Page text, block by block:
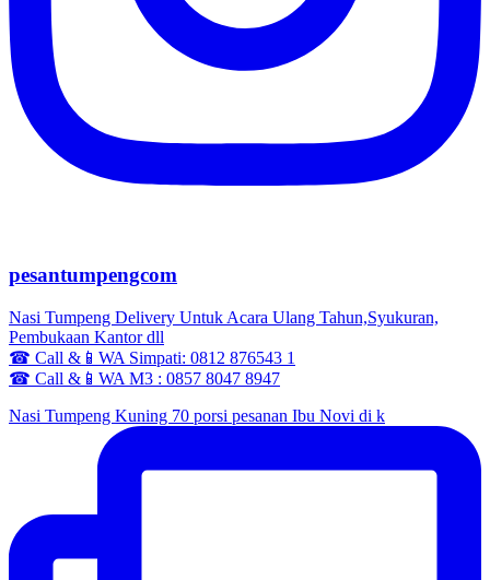
pesantumpengcom
Nasi Tumpeng Delivery Untuk Acara Ulang Tahun,Syukuran,
Pembukaan Kantor dll
☎ Call &📱WA Simpati: 0812 876543 1
☎ Call &📱WA M3 : 0857 8047 8947
Nasi Tumpeng Kuning 70 porsi pesanan Ibu Novi di k